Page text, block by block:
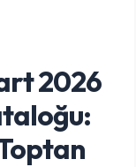
2026